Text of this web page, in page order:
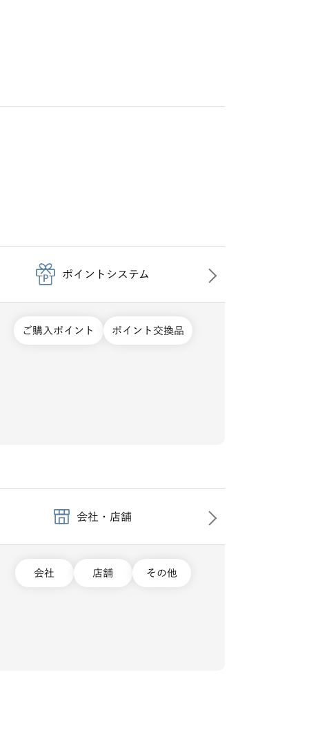
ポイントシステム
ご購入ポイント ポイント交換品
会社・店舗
会社 店舗 その他